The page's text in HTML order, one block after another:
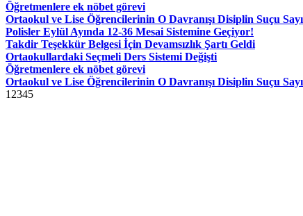
Öğretmenlere ek nöbet görevi
Ortaokul ve Lise Öğrencilerinin O Davranışı Disiplin Suçu
Polisler Eylül Ayında 12-36 Mesai Sistemine Geçiyor!
Takdir Teşekkür Belgesi İçin Devamsızlık Şartı Geldi
Ortaokullardaki Seçmeli Ders Sistemi Değişti
Öğretmenlere ek nöbet görevi
Ortaokul ve Lise Öğrencilerinin O Davranışı Disiplin Suçu
1 2345